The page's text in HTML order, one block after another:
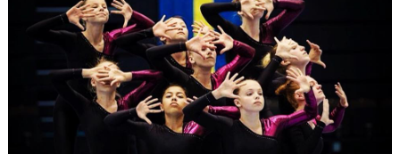
FÖRENINGSPRODUKTER
KONTAKT
MÄRKESTAGNING